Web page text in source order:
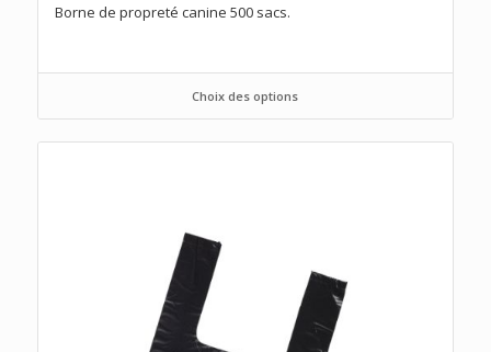
Borne de propreté canine 500 sacs.
Choix des options